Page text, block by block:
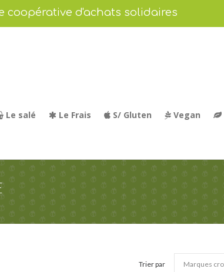
coopérative d'achats solidaires
Le salé Le Frais S/ Gluten Vegan
Trier par